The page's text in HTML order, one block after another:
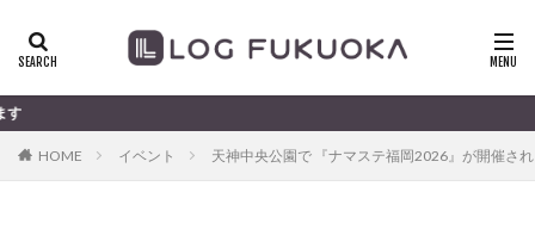
HOME イベント 天神中央公園で 『ナマステ福岡2026』が開催さ